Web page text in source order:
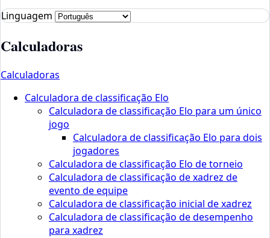
Linguagem
Calculadoras
Calculadoras
Calculadora de classificação Elo
Calculadora de classificação Elo para um único
jogo
Calculadora de classificação Elo para dois
jogadores
Calculadora de classificação Elo de torneio
Calculadora de classificação de xadrez de
evento de equipe
Calculadora de classificação inicial de xadrez
Calculadora de classificação de desempenho
para xadrez